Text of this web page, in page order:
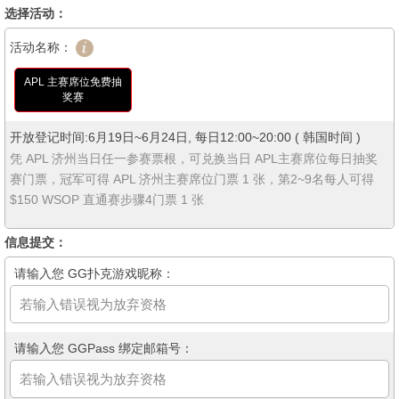
选择活动：
活动名称：
APL 主赛席位免费抽
奖赛
开放登记时间:6月19日~6月24日, 每日12:00~20:00 ( 韩国时间 )
凭 APL 济州当日任一参赛票根，可兑换当日 APL主赛席位每日抽奖
赛门票，冠军可得 APL 济州主赛席位门票 1 张，第2~9名每人可得
$150 WSOP 直通赛步骤4门票 1 张
信息提交：
请输入您 GG扑克游戏昵称：
请输入您 GGPass 绑定邮箱号：